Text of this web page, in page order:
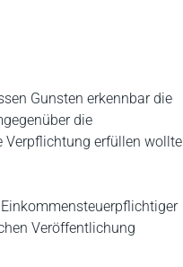
Gunsten erkennbar die
die
Verpflichtung erfüllen wollte
Veröffentlichung